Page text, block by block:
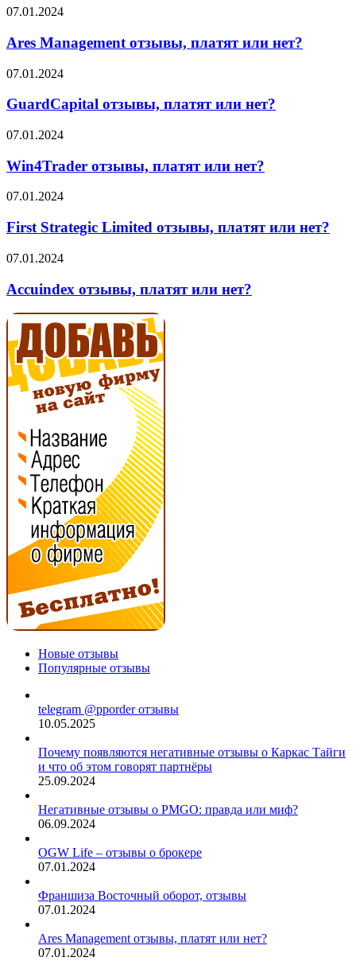
Ares
отзывы,
платят
или
нет?
07.01.2024
Ares Management отзывы, платят или нет?
GuardCapital
платят
нет?
07.01.2024
GuardCapital отзывы, платят или нет?
Win4Trader
платят
или
нет?
07.01.2024
Win4Trader отзывы, платят или нет?
First
Limited
отзывы,
платят
или
нет?
07.01.2024
First Strategic Limited отзывы, платят или нет?
Accuindex
платят
или
нет?
07.01.2024
Accuindex отзывы, платят или нет?
Новые отзывы
Популярные отзывы
telegram @pporder отзывы
10.05.2025
Почему появляются негативные отзывы о Каркас Тайги
и что об этом говорят партнёры
25.09.2024
Негативные отзывы о PMGO: правда или миф?
06.09.2024
OGW Life – отзывы о брокере
07.01.2024
Франшиза Восточный оборот, отзывы
07.01.2024
Ares Management отзывы, платят или нет?
07.01.2024